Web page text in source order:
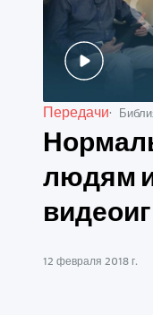
Передачи
людям
12 февраля 2018 г.